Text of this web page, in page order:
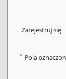
Zarejestruj się
* Pola